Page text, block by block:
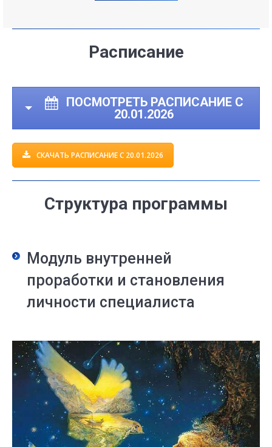
Расписание
ПОСМОТРЕТЬ РАСПИСАНИЕ С
20.01.2026
СКАЧАТЬ РАСПИСАНИЕ С 20.01.2026
Структура программы
Модуль внутренней
проработки и становления
личности специалиста